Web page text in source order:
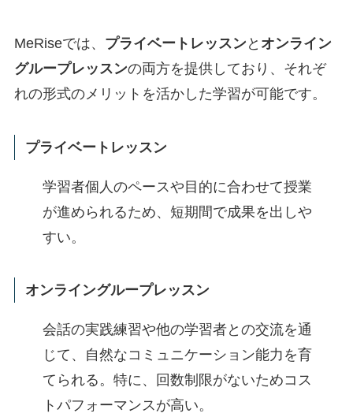
MeRiseでは、 プライベートレッスンと オンライン
グループレッスンの両方を提供しており、それぞ
れの形式のメリットを活かした学習が可能です。
プライベートレッスン
学習者個人のペースや目的に合わせて授業
が進められるため、短期間で成果を出しや
すい。
オンライングループレッスン
会話の実践練習や他の学習者との交流を通
じて、自然なコミュニケーション能力を育
てられる。特に、回数制限がないためコス
トパフォーマンスが高い。